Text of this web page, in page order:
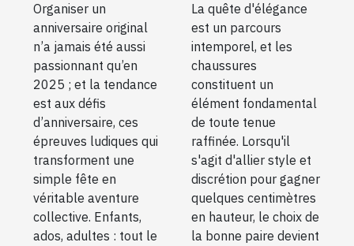
d’anniversaire
en 2025 !
Organiser un
anniversaire original
n’a jamais été aussi
passionnant qu’en
2025 ; et la tendance
est aux défis
d’anniversaire, ces
épreuves ludiques qui
transforment une
simple fête en
véritable aventure
collective. Enfants,
ados, adultes : tout le
augmentent
discrètement
la taille
La quête d'élégance
est un parcours
intemporel, et les
chaussures
constituent un
élément fondamental
de toute tenue
raffinée. Lorsqu'il
s'agit d'allier style et
discrétion pour gagner
quelques centimètres
en hauteur, le choix de
la bonne paire devient